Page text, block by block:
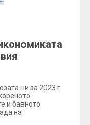
ни за 2023 г.
и бавното
на